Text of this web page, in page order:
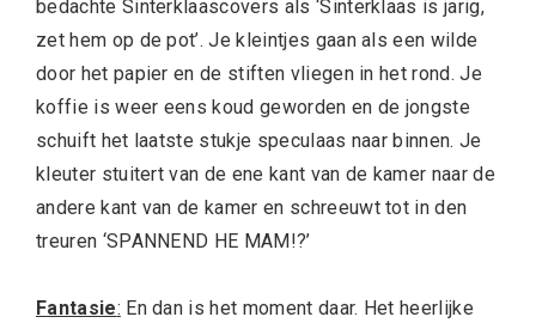
bedachte Sinterklaascovers als ‘Sinterklaas is jarig,
zet hem op de pot’. Je kleintjes gaan als een wilde
door het papier en de stiften vliegen in het rond. Je
koffie is weer eens koud geworden en de jongste
schuift het laatste stukje speculaas naar binnen. Je
kleuter stuitert van de ene kant van de kamer naar de
andere kant van de kamer en schreeuwt tot in den
treuren ‘SPANNEND HE MAM!?’
Fantasie: En dan is het moment daar. Het heerlijke